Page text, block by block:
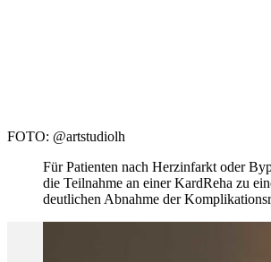
FOTO: @artstudiolh
Für Patienten nach Herzinfarkt oder
die Teilnahme an einer KardReha zu
deutlichen Abnahme der